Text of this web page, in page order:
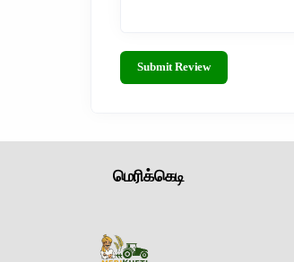
Submit Review
மெரிக்கெடி